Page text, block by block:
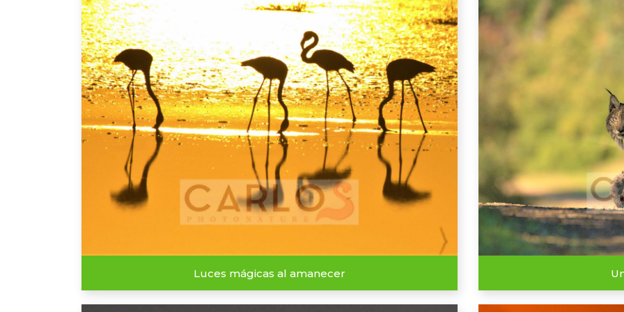
Luces mágicas al amanecer